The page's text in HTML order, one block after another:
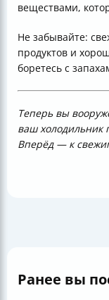
веществами,
Не забывайте:
продуктов и
боретесь с
Теперь вы
ваш холодильник
Вперёд — к
Ранее вы